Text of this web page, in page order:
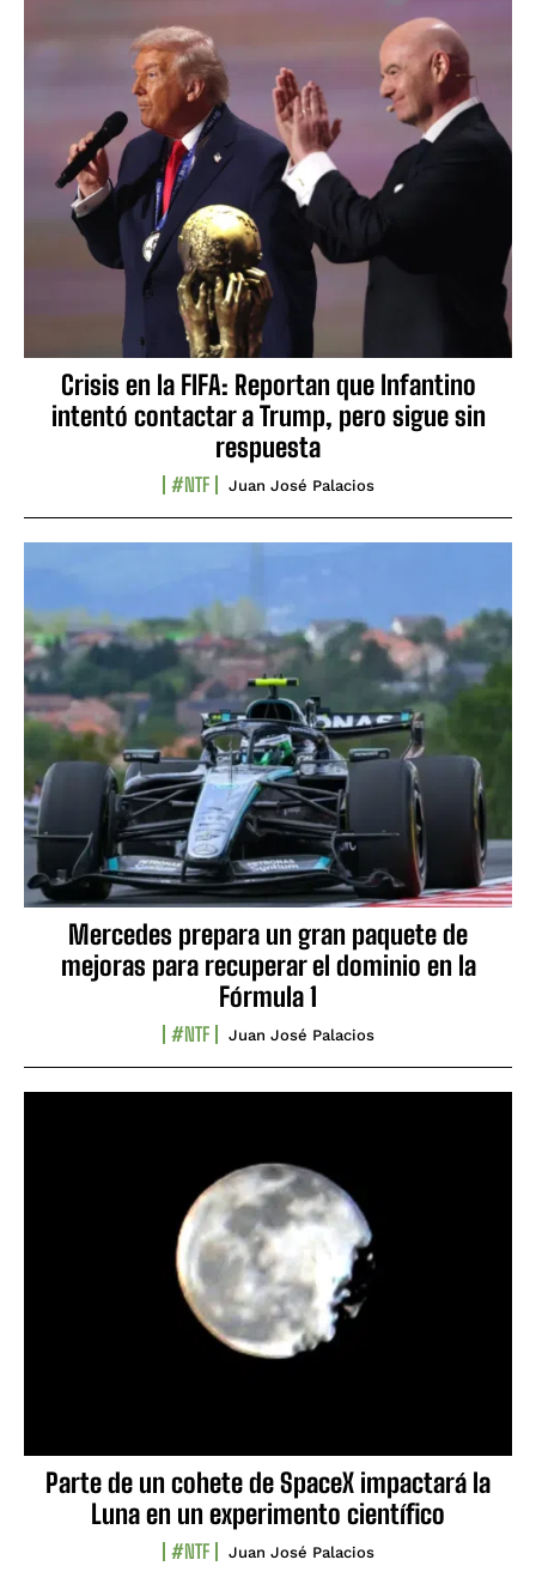
Crisis en la FIFA: Reportan que Infantino
intentó contactar a Trump, pero sigue sin
respuesta
#NTF Juan José Palacios
Mercedes prepara un gran paquete de
mejoras para recuperar el dominio en la
Fórmula 1
#NTF Juan José Palacios
Parte de un cohete de SpaceX impactará la
Luna en un experimento científico
#NTF Juan José Palacios